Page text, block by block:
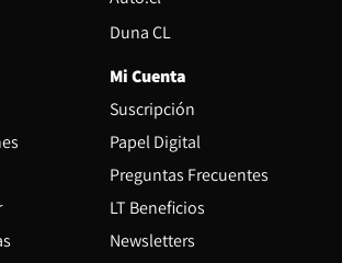
Duna CL
in new window
Mi Cuenta
Suscripción
Papel Digital
Preguntas Frecuentes
LT Beneficios
Newsletters